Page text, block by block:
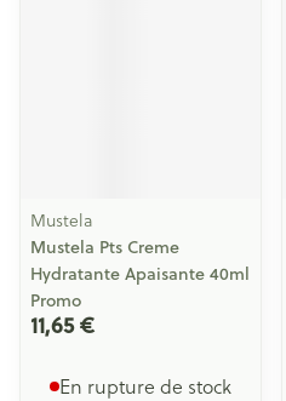
Mustela
Mustela Pts Creme
Hydratante Apaisante 40ml
Promo
11,65 €
En rupture de stock